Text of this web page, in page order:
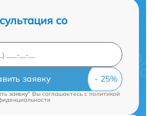
со
заявку
заявку" Вы соглашаетесь cполитикой